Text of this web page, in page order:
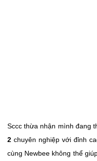
Sccc thừa nhận mình đang
2 chuyên nghiệp với đỉnh
cùng Newbee không thể